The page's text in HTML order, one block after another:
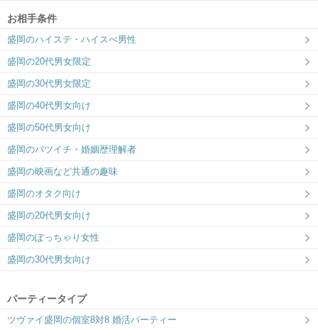
お相手条件
盛岡のハイステ・ハイスぺ男性
盛岡の20代男女限定
盛岡の30代男女限定
盛岡の40代男女向け
盛岡の50代男女向け
盛岡のバツイチ・婚姻歴理解者
盛岡の映画など共通の趣味
盛岡のオタク向け
盛岡の20代男女向け
盛岡のぽっちゃり女性
盛岡の30代男女向け
パーティータイプ
ツヴァイ盛岡の個室8対8 婚活パーティー